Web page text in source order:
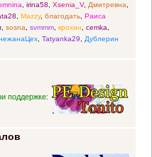
, irina58, Xsenia_V, Дмитревна,
, Mazzy, благодать, Раиса
, sosna, svmmm, крохин, cemka,
, Tatyanka29, Дублерин
поддержке: